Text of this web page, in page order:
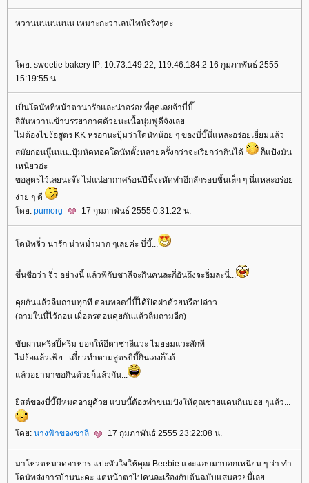
หวานนนนนนนน เหมาะกะวาเลนไทน์จริงๆค่ะ
ดย: sweetie bakery IP: 10.73.149.22, 119.46.184.2 16 กุมภาพันธ์ 2555
15:19:55 น.
เป็นโดนัทที่หน้าตาน่ารักและน่าอร่อยที่สุดเลยจ้าบี่บี๊
สีสันหวานเข้าบรรยากาศด้วยนะเนื้อนุ่มฟูดีจังเล
ไม่ต้องไปง้อสูตร KK หรอกนะปุ้มว่าโดนัทน้อย ๆ ของบี่บี๊นี่แหละอร่อยเยี่ยมแล้ว
สมัยก่อนนู๊นนน..ปุ้มหัดทอดโดนัทตั้งหลายครั้งกว่าจะเรียกว่ากินได้
ก็แป้งมัน
เหนียวอ่ะ
ขอสูตรไว้เลยนะจ๊ะ ไม่แน่อากาศร้อนปีนี้จะหัดทำอีกสักรอบชิ้นเล็ก ๆ นี่แหละอร่อ
ง่าย ๆ ดี
ดย: pumorg 17 กุมภาพันธ์ 2555 0:31:22 น.
ดนัทจิ๋ว น่ารัก น่าหม่ำมาก ๆเลยค่ะ บี่บี๊...
ขึ้นชื่อว่า จิ๋ว อย่างนี้ แล้วพี่กับชาลีจะกินคนละกี่อันถึงจะอิ่มล่ะนี่...
คุยกันแล้วลืมถามทุกที ตอนทอดบี่บี๊ได้ปิดฝาด้วยหรือปล่าว
(ถามในนี้ไว้ก่อน เผื่อตรตอนคุยกันแล้วลืมถามอีก)
ขับผ่านคริสปี้ครีม บอกให้อีตาชาลีแวะ ไม่ยอมแวะสักที
ไม่ง้อแล้วเฟ้ย...เดี๋ยวทำตามสูตรบี่บี๊กินเองก็ได้
ล้วอย่ามาขอกินด้วยก็แล้วกัน...
ีสต์ของบี่บี๊มีหมดอายุด้วย แบบนี้ต้องทำขนมปังให้คุณชายแดนกินบ่อย ๆแล้ว...
ดย: นางฟ้าของชาลี 17 กุมภาพันธ์ 2555 23:22:08 น.
มาโหวตหมวดอาหาร แปะหัวใจให้คุณ Beebie และแอบมาบอกเหนียม ๆ ว่า ทำ
ดนัทส่งการบ้านนะคะ แต่หน้าตาไปคนละเรื่องกับต้นฉบับแสนสวยนี้เล